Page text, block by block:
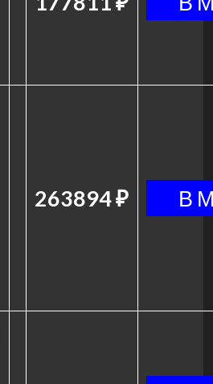
263894 ₽